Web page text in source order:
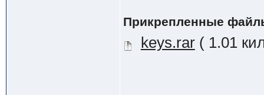
Прикрепленные
keys.rar( 1.01